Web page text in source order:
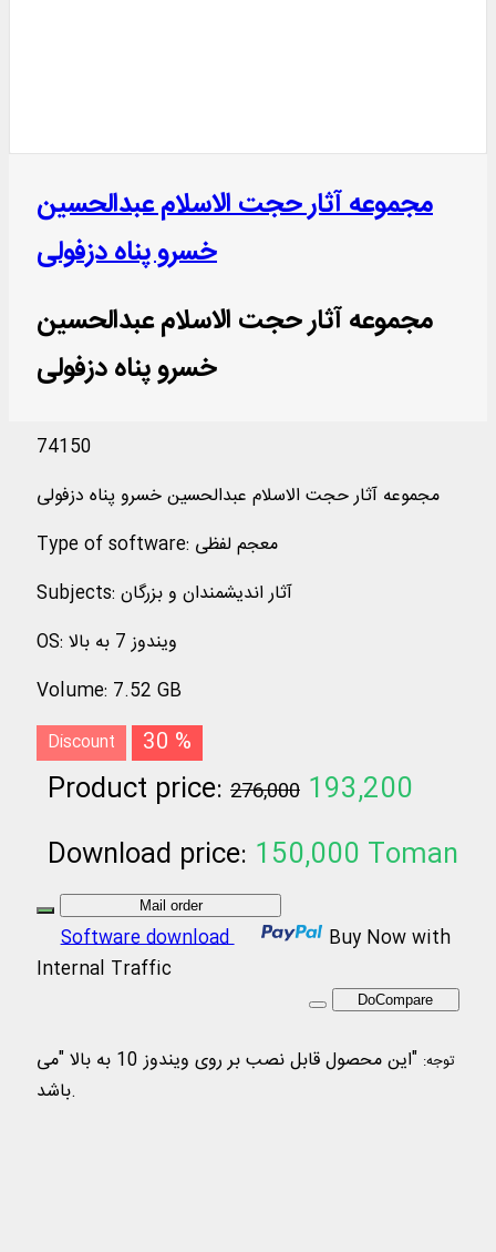
مجموعه آثار حجت الاسلام عبدالحسین
خسرو پناه دزفولی
مجموعه آثار حجت الاسلام عبدالحسین
خسرو پناه دزفولی
74150
مجموعه آثار حجت الاسلام عبدالحسین خسرو پناه دزفولی
Type of software: معجم لفظی
Subjects: آثار اندیشمندان و بزرگان
OS:
ویندوز 7 به بالا
Volume: 7.52 GB
Discount 30 %
Product price: 276,000 193,200
Download price: 150,000 Toman
Mail order
Software download
Buy Now with
Internal Traffic
DoCompare
توجه:
"این محصول قابل نصب بر روی ویندوز 10 به بالا "می
باشد.